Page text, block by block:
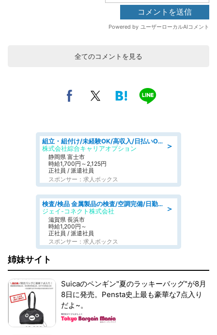
全てのコメントを見る
＞
組立・組付け/未経験OK/高収入/日払いOK/交替制/20・30・40代活躍中
株式会社綜合キャリアオプション
静岡県 富士市
時給1,700円～2,125円
正社員 / 派遣社員
スポンサー：求人ボックス
＞
検査/検品 金属製品の検査/空調完備/日勤·土日祝休み
ジェイ-コネクト株式会社
滋賀県 長浜市
時給1,200円～
正社員 / 派遣社員
スポンサー：求人ボックス
姉妹サイト
Suicaのペンギン"夏のラッキーバッグ"が8月
8日に発売。Pensta史上最も豪華な7点入り
だよ~。